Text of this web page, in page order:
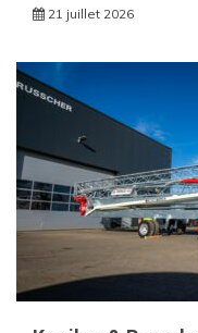
21 juillet 2026